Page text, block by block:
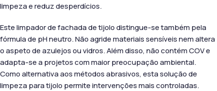
limpeza e reduz desperdícios.
Este limpador de fachada de tijolo distingue-se também pela
fórmula de pH neutro. Não agride materiais sensíveis nem altera
o aspeto de azulejos ou vidros. Além disso, não contém COV e
adapta-se a projetos com maior preocupação ambiental.
Como alternativa aos métodos abrasivos, esta solução de
limpeza para tijolo permite intervenções mais controladas.